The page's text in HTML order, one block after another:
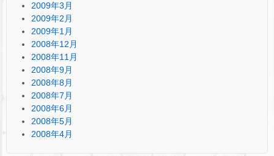
2009年3月
2009年2月
2009年1月
2008年12月
2008年11月
2008年9月
2008年8月
2008年7月
2008年6月
2008年5月
2008年4月